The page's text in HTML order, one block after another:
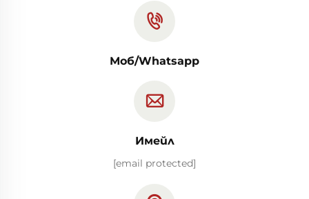
Моб/Whatsapp
Имейл
[email protected]